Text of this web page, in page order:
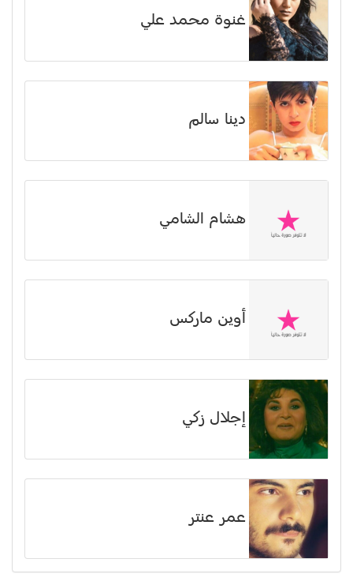
غنوة محمد علي
دينا سالم
هشام الشامي
أوين ماركس
إجلال زكي
عمر عنتر